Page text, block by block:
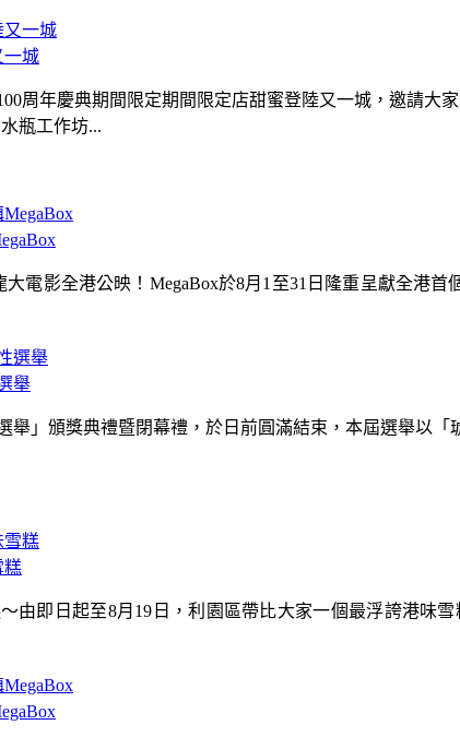
電影全港公映！MegaBox於8月1至31日隆重呈獻全港
糕
由即日起至8月19日，利園區帶比大家一個最浮誇港味
一城
周年慶典期間限定期間限定店甜蜜登陸又一城，邀請
瓶工作坊...
舉
舉」頒獎典禮暨閉幕禮，於日前圓滿結束，本屆選舉以